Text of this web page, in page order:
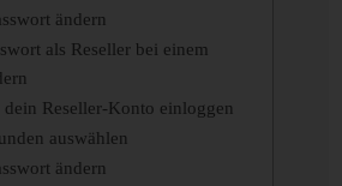
ändern
als Reseller bei einem
Reseller-Konto einloggen
auswählen
ändern